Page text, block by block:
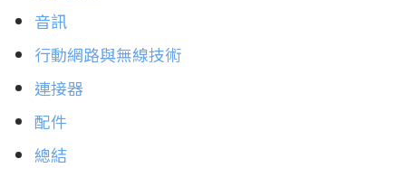
音訊
行動網路與無線技術
連接器
配件
總結